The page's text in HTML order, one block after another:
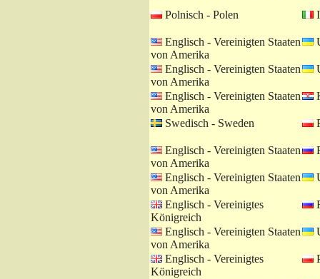
Polnisch - Polen
Englisch - Vereinigten Staaten
von Amerika
Englisch - Vereinigten Staaten
von Amerika
Englisch - Vereinigten Staaten
von Amerika
Swedisch - Sweden
Englisch - Vereinigten Staaten
von Amerika
Englisch - Vereinigten Staaten
von Amerika
Englisch - Vereinigtes
Königreich
Englisch - Vereinigten Staaten
von Amerika
Englisch - Vereinigtes
Königreich